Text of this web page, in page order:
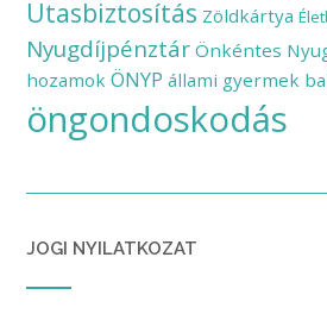
Utasbiztosítás Zöldkártya
Nyugdíjpénztár Önkéntes
hozamok ÖNYP állami gyermek
öngondoskodás
JOGI NYILATKOZAT